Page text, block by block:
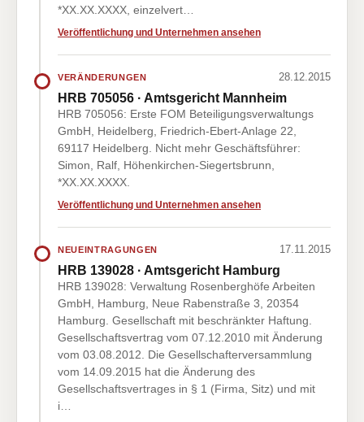
*XX.XX.XXXX, einzelvert…
Veröffentlichung und Unternehmen ansehen
VERÄNDERUNGEN 28.12.2015
HRB 705056 · Amtsgericht Mannheim
HRB 705056: Erste FOM Beteiligungsverwaltungs
GmbH, Heidelberg, Friedrich-Ebert-Anlage 22,
69117 Heidelberg. Nicht mehr Geschäftsführer:
Simon, Ralf, Höhenkirchen-Siegertsbrunn,
*XX.XX.XXXX.
Veröffentlichung und Unternehmen ansehen
NEUEINTRAGUNGEN 17.11.2015
HRB 139028 · Amtsgericht Hamburg
HRB 139028: Verwaltung Rosenberghöfe Arbeiten
GmbH, Hamburg, Neue Rabenstraße 3, 20354
Hamburg. Gesellschaft mit beschränkter Haftung.
Gesellschaftsvertrag vom 07.12.2010 mit Änderung
vom 03.08.2012. Die Gesellschafterversammlung
vom 14.09.2015 hat die Änderung des
Gesellschaftsvertrages in § 1 (Firma, Sitz) und mit
i…